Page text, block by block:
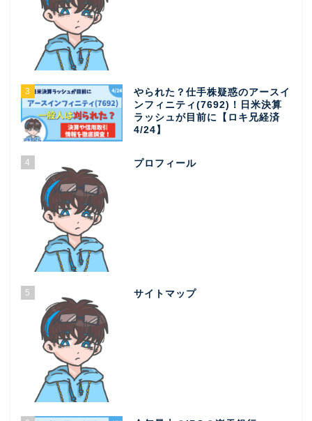
3
やられた？仕手株疑惑のアースイ
ンフィニティ(7692)！日米決算
ラッシュが目前に【ロキ兄経済
4/24】
4 プロフィール
5 サイトマップ